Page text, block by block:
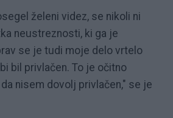
želeni videz, se nikoli ni
neustreznosti, ki ga je
se je tudi moje delo vrtelo
bil privlačen. To je očitno
nisem dovolj privlačen," se je